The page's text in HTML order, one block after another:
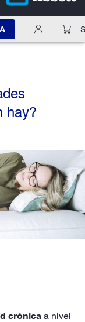
hay?
crónica a nivel